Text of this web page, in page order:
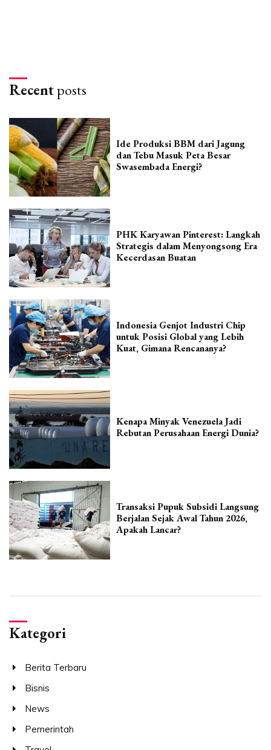
Recentposts
Ide Produksi BBM dari Jagung
dan Tebu Masuk Peta Besar
Swasembada Energi?
PHK Karyawan Pinterest: Langkah
Strategis dalam Menyongsong Era
Kecerdasan Buatan
Indonesia Genjot Industri Chip
untuk Posisi Global yang Lebih
Kuat, Gimana Rencananya?
Kenapa Minyak Venezuela Jadi
Rebutan Perusahaan Energi Dunia?
Transaksi Pupuk Subsidi Langsung
Berjalan Sejak Awal Tahun 2026,
Apakah Lancar?
Kategori
Berita Terbaru
Bisnis
News
Pemerintah